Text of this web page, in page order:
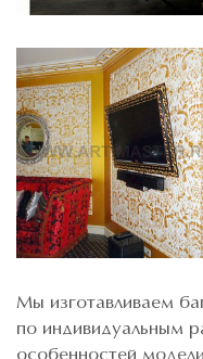
Мы изготавливаем
по индивидуальным
особенностей